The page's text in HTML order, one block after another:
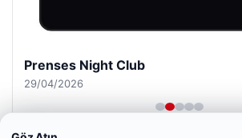
Prenses Night Club
29/04/2026